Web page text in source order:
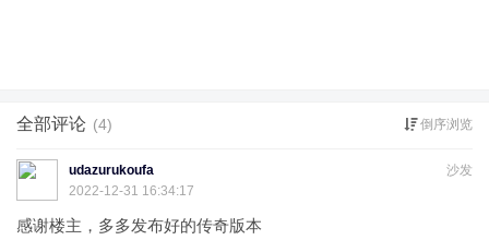
全部评论 (4) 倒序浏览
沙发
udazurukoufa
2022-12-31 16:34:17
感谢楼主，多多发布好的传奇版本